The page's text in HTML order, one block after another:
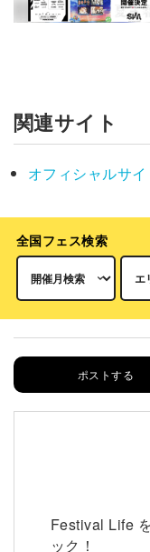
関連サイト
オフィシャルサイ
全国フェス検索
ポストする
Festival Life
ック！